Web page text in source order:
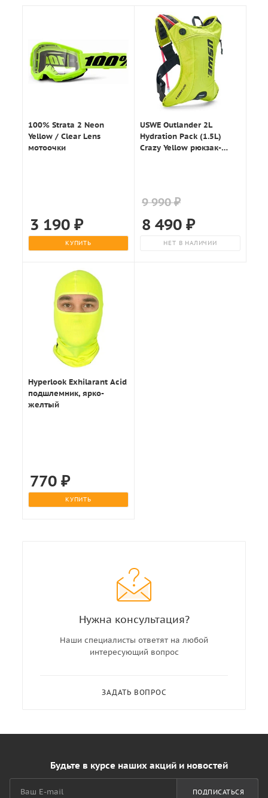
100% Strata 2 Neon
Yellow / Clear Lens
мотоочки
3 190₽
КУПИТЬ
USWE Outlander 2L
Hydration Pack (1.5L)
Crazy Yellow рюкзак-
9 990 ₽
8 490 ₽
НЕТ В НАЛИЧИИ
Hyperlook Exhilarant Acid
подшлемник, ярко-
желтый
770₽
КУПИТЬ
Нужна консультация?
Наши специалисты ответят на любой
интересующий вопрос
ЗАДАТЬ ВОПРОС
Будьте в курсе наших акций и новостей
ПОДПИСАТЬСЯ